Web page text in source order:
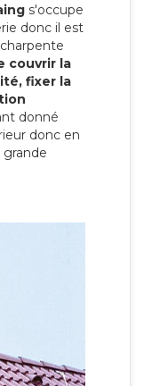
s'occupe
donc il est
couvrir la
fixer la
donné
donc en